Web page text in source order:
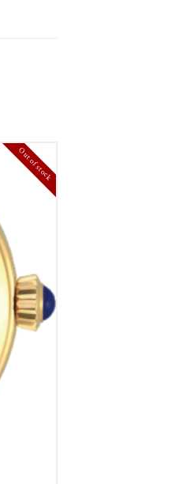
Out of stock